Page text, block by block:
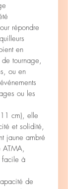
répondre
en
tournage,
ou en
ou les
cm), elle
et solidité,
jaune ambré
ATMA,
facile à
de